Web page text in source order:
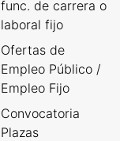
func. de carrera o
laboral fijo
Ofertas de
Empleo Público /
Empleo Fijo
Convocatoria
Plazas